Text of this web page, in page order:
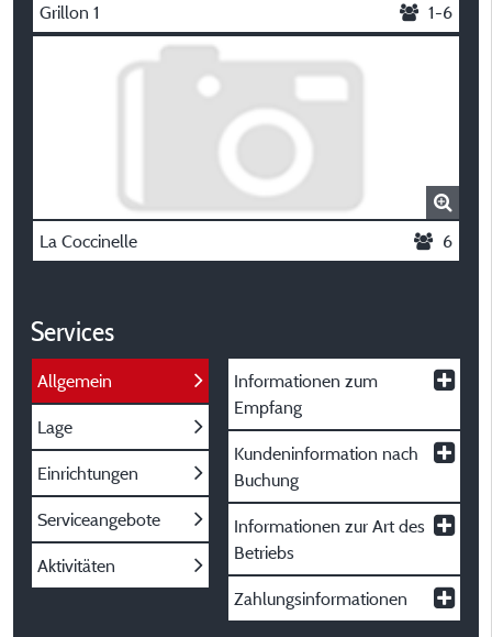
Grillon 1 1-6
La Coccinelle 6
Services
Allgemein
Lage
Einrichtungen
Serviceangebote
Aktivitäten
Informationen zum
Empfang
Kundeninformation nach
Buchung
Informationen zur Art des
Betriebs
Zahlungsinformationen